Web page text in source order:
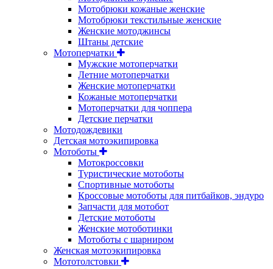
Мотобрюки кожаные женские
Мотобрюки текстильные женские
Женские мотоджинсы
Штаны детские
Мотоперчатки
Мужские мотоперчатки
Летние мотоперчатки
Женские мотоперчатки
Кожаные мотоперчатки
Мотоперчатки для чоппера
Детские перчатки
Мотодождевики
Детская мотоэкипировка
Мотоботы
Мотокроссовки
Туристические мотоботы
Спортивные мотоботы
Кроссовые мотоботы для питбайков, эндуро
Запчасти для мотобот
Детские мотоботы
Женские мотоботинки
Мотоботы с шарниром
Женская мотоэкипировка
Мототолстовки